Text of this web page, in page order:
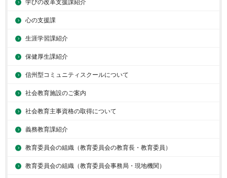
学びの改革支援課紹介
心の支援課
生涯学習課紹介
保健厚生課紹介
信州型コミュニティスクールについて
社会教育施設のご案内
社会教育主事資格の取得について
義務教育課紹介
教育委員会の組織（教育委員会の教育長・教育委員）
教育委員会の組織（教育委員会事務局・現地機関）